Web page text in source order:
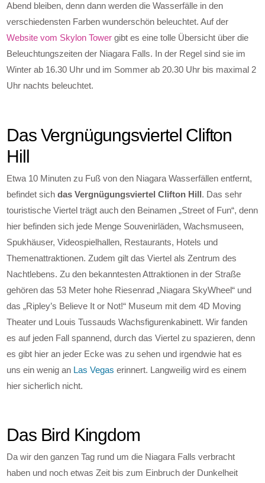
Abend bleiben, denn dann werden die Wasserfälle in den
verschiedensten Farben wunderschön beleuchtet. Auf der
Website vom Skylon Tower gibt es eine tolle Übersicht über die
Beleuchtungszeiten der Niagara Falls. In der Regel sind sie im
Winter ab 16.30 Uhr und im Sommer ab 20.30 Uhr bis maximal 2
Uhr nachts beleuchtet.
Das Vergnügungsviertel Clifton
Hill
Etwa 10 Minuten zu Fuß von den Niagara Wasserfällen entfernt,
befindet sichdas Vergnügungsviertel Clifton Hill. Das sehr
touristische Viertel trägt auch den Beinamen „Street of Fun“, denn
hier befinden sich jede Menge Souvenirläden, Wachsmuseen,
Spukhäuser, Videospielhallen, Restaurants, Hotels und
Themenattraktionen. Zudem gilt das Viertel als Zentrum des
Nachtlebens. Zu den bekanntesten Attraktionen in der Straße
gehören das 53 Meter hohe Riesenrad „Niagara SkyWheel“ und
das „Ripley’s Believe It or Not!“ Museum mit dem 4D Moving
Theater und Louis Tussauds Wachsfigurenkabinett. Wir fanden
es auf jeden Fall spannend, durch das Viertel zu spazieren, denn
es gibt hier an jeder Ecke was zu sehen und irgendwie hat es
uns ein wenig an Las Vegas erinnert. Langweilig wird es einem
hier sicherlich nicht.
Das Bird Kingdom
Da wir den ganzen Tag rund um die Niagara Falls verbracht
haben und noch etwas Zeit bis zum Einbruch der Dunkelheit